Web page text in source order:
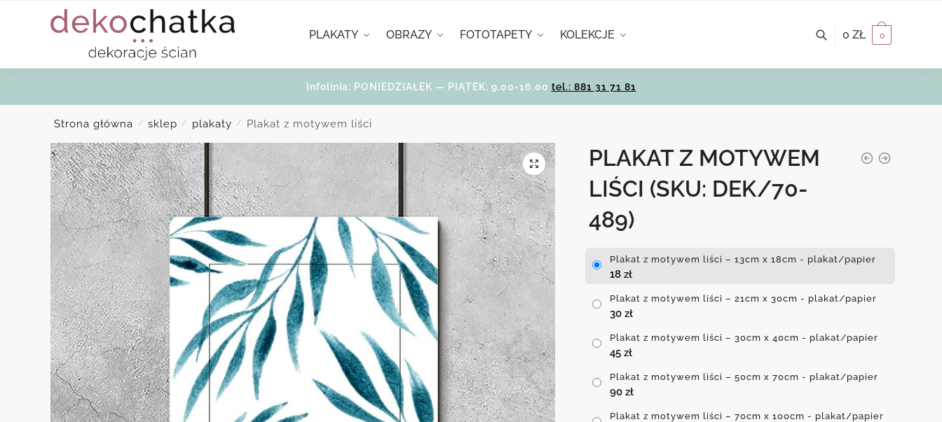
PLAKATY OBRAZY FOTOTAPETY KOLEKCJE 0 ZŁ 0
Infolinia: PONIEDZIAŁEK — PIĄTEK: 9.00-16.00 tel.: 881 31 71 81
Strona główna / sklep / plakaty / Plakat z motywem liści
PLAKAT Z MOTYWEM
LIŚCI (SKU: DEK/70-
489)
Plakat z motywem liści – 13cm x 18cm - plakat/papier
18 zł
Plakat z motywem liści – 21cm x 30cm - plakat/papier
30 zł
Plakat z motywem liści – 30cm x 40cm - plakat/papier
45 zł
Plakat z motywem liści – 50cm x 70cm - plakat/papier
90 zł
Plakat z motywem liści – 70cm x 100cm - plakat/papier